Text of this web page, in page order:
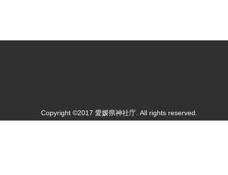
Copyright ©2017 愛媛県神社庁. All rights reserved.